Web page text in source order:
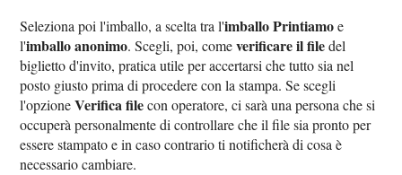
Seleziona poi l'imballo, a scelta tra l'imballo Printiamoe
l'imballo anonimo. Scegli, poi, comeverificare il filedel
biglietto d'invito, pratica utile per accertarsi che tutto sia nel
posto giusto prima di procedere con la stampa. Se scegli
l'opzioneVerifica filecon operatore, ci sarà una persona che si
occuperà personalmente di controllare che il file sia pronto per
essere stampato e in caso contrario ti notificherà di cosa è
necessario cambiare.